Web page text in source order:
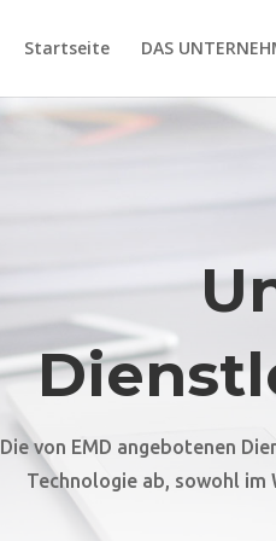
Startseite DAS
Die von EMD angebotenen
Technologie ab, sowohl im